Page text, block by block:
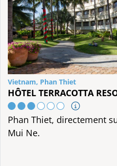
Vietnam, Phan Thiet
HÔTEL TERRACOTTA
Phan Thiet, directement
Mui Ne.